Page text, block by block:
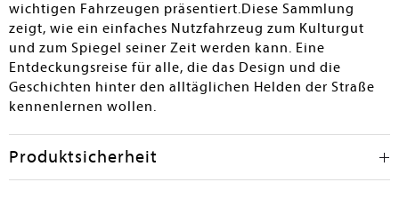
wichtigen Fahrzeugen präsentiert.Diese Sammlung
zeigt, wie ein einfaches Nutzfahrzeug zum Kulturgut
und zum Spiegel seiner Zeit werden kann. Eine
Entdeckungsreise für alle, die das Design und die
Geschichten hinter den alltäglichen Helden der Straße
kennenlernen wollen.
Produktsicherheit